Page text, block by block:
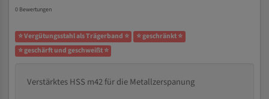
0 Bewertungen
⭐ Vergütungsstahl als Trägerband ⭐
⭐ geschränkt ⭐
⭐ geschärft und geschweißt ⭐
Verstärktes HSS m42 für die Metallzerspanung